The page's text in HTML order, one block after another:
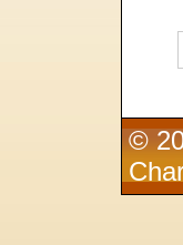
©